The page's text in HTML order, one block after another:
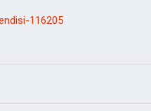
116205